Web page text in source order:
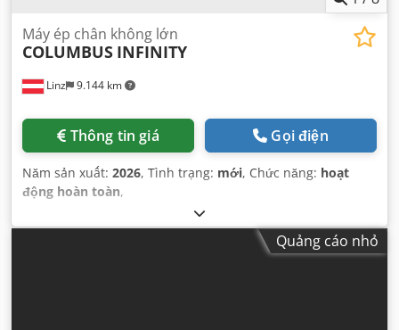
Linz 9.144 km
Máy ép chân không lớn
COLUMBUS INFINITY
Thông tin giá Gọi điện
Năm sản xuất: 2026, Tình trạng: mới, Chức năng: hoạt
động hoàn toàn,
Quảng cáo nhỏ